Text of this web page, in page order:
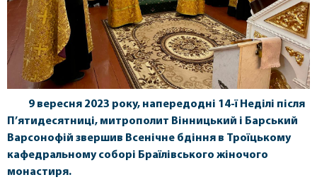
9 вересня 2023 року, напередодні 14-ї Неділі після
П’ятидесятниці, митрополит Вінницький і Барський
Варсонофій звершив Всенічне бдіння в Троїцькому
кафедральному соборі Браїлівського жіночого
монастиря.